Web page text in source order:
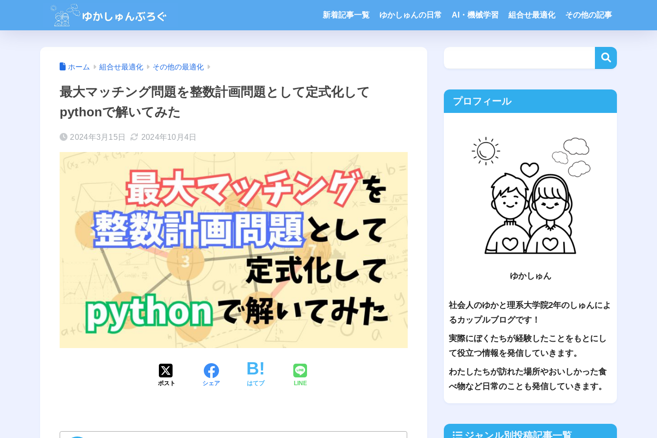
新着記事一覧 ゆかしゅんの日常 AI・機械学習 組合せ最適化 その他の記事
ホーム 組合せ最適化 その他の最適化
最大マッチング問題を整数計画問題として定式化して
pythonで解いてみた
2024年3月15日 2024年10月4日
ポスト シェア はてブ LINE
プロフィール
ゆかしゅん
社会人のゆかと理系大学院2年のしゅんによ
るカップルブログです！
実際にぼくたちが経験したことをもとにし
て役立つ情報を発信していきます。
わたしたちが訪れた場所やおいしかった食
べ物など日常のことも発信していきます。
ジャンル別投稿記事一覧